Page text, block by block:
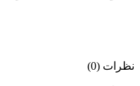
نظرات (0)